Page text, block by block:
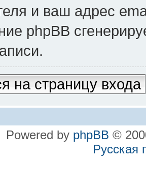
и ваш адрес
phpBB
на страницу входа
Powered by phpBB ©
Русская